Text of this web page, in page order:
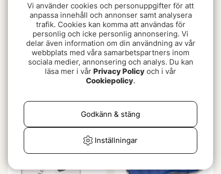
Exped Ultra Pillow
Greygoose
fr. 379 kr
Slutsåld
Vi använder cookies och personuppgifter för att
anpassa innehåll och annonser samt analysera
trafik. Cookies kan komma att användas för
personlig och icke personlig annonsering. Vi
delar även information om din användning av vår
webbplats med våra samarbetspartners inom
sociala medier, annonsering och analys. Du kan
läsa mer i vår Privacy Policy och i vår
Cookiepolicy.
Inställningar
Godkänn & stäng